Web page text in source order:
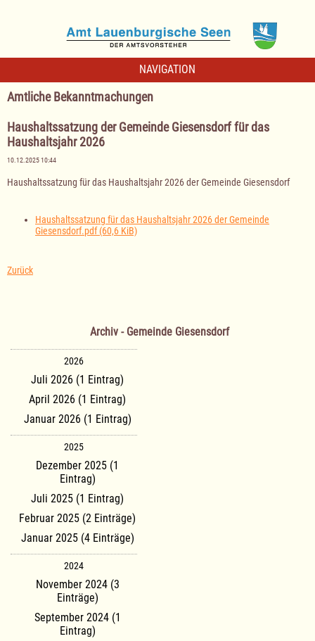
NAVIGATION
Amtliche Bekanntmachungen
Haushaltssatzung der Gemeinde Giesensdorf für das
Haushaltsjahr 2026
10.12.2025 10:44
Haushaltssatzung für das Haushaltsjahr 2026 der Gemeinde Giesensdorf
Haushaltssatzung für das Haushaltsjahr 2026 der Gemeinde
Giesensdorf.pdf(60,6 KiB)
Zurück
Archiv - Gemeinde Giesensdorf
2026
Juli 2026 (1 Eintrag)
April 2026 (1 Eintrag)
Januar 2026 (1 Eintrag)
2025
Dezember 2025 (1
Eintrag)
Juli 2025 (1 Eintrag)
Februar 2025 (2 Einträge)
Januar 2025 (4 Einträge)
2024
November 2024 (3
Einträge)
September 2024 (1
Eintrag)